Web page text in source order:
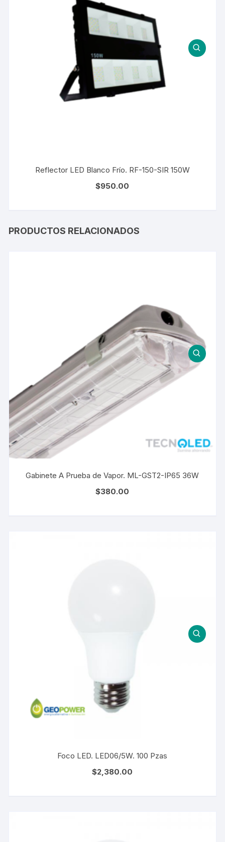
Reflector LED Blanco Frío. RF-150-SIR 150W
$950.00
PRODUCTOS RELACIONADOS
Gabinete A Prueba de Vapor. ML-GST2-IP65 36W
$380.00
Foco LED. LED06/5W. 100 Pzas
$2,380.00